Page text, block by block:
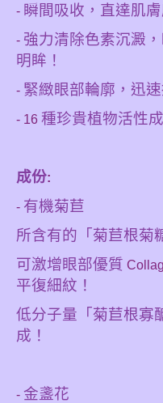
- 瞬間吸收，直達肌
- 強力清除色素沉澱
明眸！
- 緊緻眼部輪廓，迅
- 16 種珍貴植物活性
成份:
- 有機菊苣
所含有的「菊苣根菊
可激增眼部優質
平復細紋！
低分子量「菊苣根寡
成！
- 金盞花